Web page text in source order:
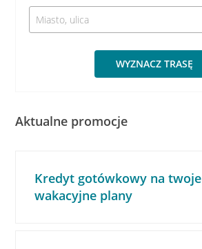
WYZNACZ TRASĘ
Aktualne promocje
Kredyt gotówkowy na twoje
wakacyjne plany